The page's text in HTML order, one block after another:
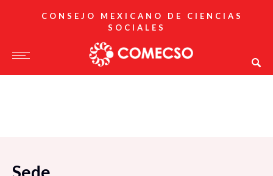
CONSEJO MEXICANO DE CIENCIAS
SOCIALES
Sede